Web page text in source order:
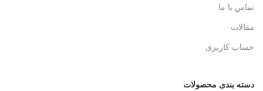
تماس با ما
مقالات
حساب کاربری
دسته بندی محصولات